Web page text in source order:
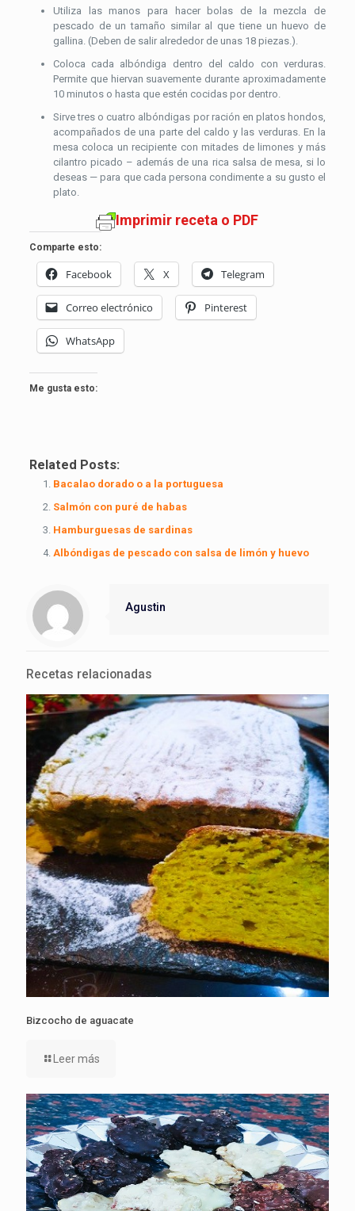
Utiliza las manos para hacer bolas de la mezcla de
pescado de un tamaño similar al que tiene un huevo de
gallina. (Deben de salir alrededor de unas 18 piezas.).
Coloca cada albóndiga dentro del caldo con verduras.
Permite que hiervan suavemente durante aproximadamente
10 minutos o hasta que estén cocidas por dentro.
Sirve tres o cuatro albóndigas por ración en platos hondos,
acompañados de una parte del caldo y las verduras. En la
mesa coloca un recipiente con mitades de limones y más
cilantro picado – además de una rica salsa de mesa, si lo
deseas — para que cada persona condimente a su gusto el
plato.
Imprimir receta o PDF
Comparte esto:
Facebook X Telegram
Correo electrónico Pinterest
WhatsApp
Me gusta esto:
Related Posts:
Bacalao dorado o a la portuguesa
Salmón con puré de habas
Hamburguesas de sardinas
Albóndigas de pescado con salsa de limón y huevo
Agustin
Recetas relacionadas
Bizcocho de aguacate
Leer más